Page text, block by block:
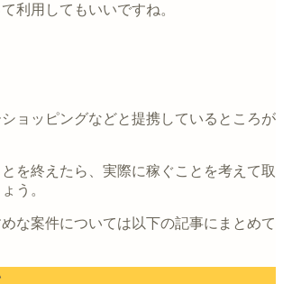
利用してもいいですね。
ョッピングなどと提携しているところが
を終えたら、実際に稼ぐことを考えて取
う。
な案件については以下の記事にまとめて